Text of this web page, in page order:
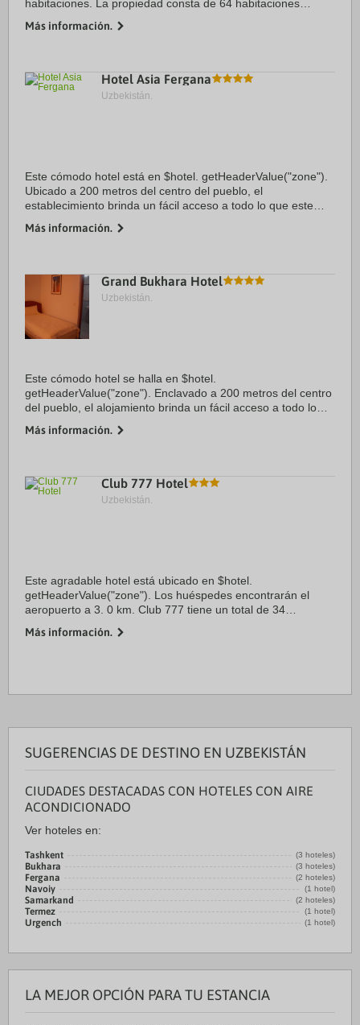
habitaciones. La propiedad consta de 64 habitaciones
popular hotel es una base ...
Más información.
Hotel Asia Fergana
Uzbekistán.
Este cómodo hotel está en $hotel. getHeaderValue("zone").
Ubicado a 200 metros del centro del pueblo, el
establecimiento brinda un fácil acceso a todo lo que este
aeropuerto a 5. 0 km. Los 99 ...
Más información.
Grand Bukhara Hotel
Uzbekistán.
Este cómodo hotel se halla en $hotel.
getHeaderValue("zone"). Enclavado a 200 metros del centro
del pueblo, el alojamiento brinda un fácil acceso a todo lo
el aeropuerto a 5. 1 km. Hay ...
Más información.
Club 777 Hotel
Uzbekistán.
Este agradable hotel está ubicado en $hotel.
getHeaderValue("zone"). Los huéspedes encontrarán el
aeropuerto a 3. 0 km. Club 777 tiene un total de 34
renovado por última vez en 2012. El ...
Más información.
SUGERENCIAS DE DESTINO EN UZBEKISTÁN
CIUDADES DESTACADAS CON HOTELES CON AIRE
ACONDICIONADO
Ver hoteles en:
Tashkent (3 hoteles)
Bukhara (3 hoteles)
Fergana (2 hoteles)
Navoiy (1 hotel)
Samarkand (2 hoteles)
Termez (1 hotel)
Urgench (1 hotel)
LA MEJOR OPCIÓN PARA TU ESTANCIA